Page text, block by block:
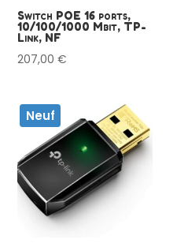
Switch POE 16 ports,
10/100/1000 Mbit, TP-
Link, NF
207,00€
Neuf